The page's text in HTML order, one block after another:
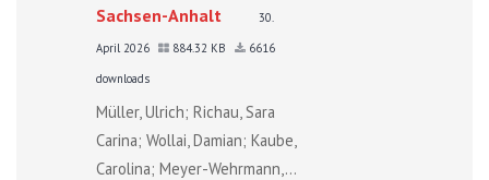
Sachsen-Anhalt
30.
April 2026
884.32 KB
6616
downloads
Müller, Ulrich; Richau, Sara
Carina; Wollai, Damian; Kaube,
Carolina; Meyer-Wehrmann,...